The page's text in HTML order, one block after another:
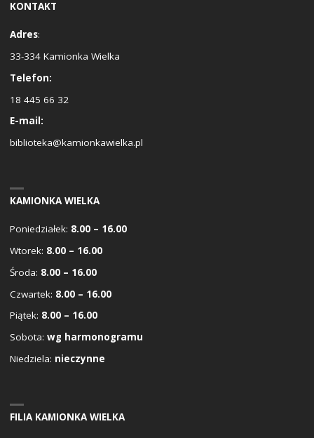
KONTAKT
Adres:
33-334 Kamionka Wielka
Telefon:
18 445 66 32
E-mail:
biblioteka@kamionkawielka.pl
KAMIONKA WIELKA
Poniedziałek: 8.00 – 16.00
Wtorek: 8.00 – 16.00
Środa: 8.00 – 16.00
Czwartek: 8.00 – 16.00
Piątek: 8.00 – 16.00
Sobota: wg harmonogramu
Niedziela: nieczynne
FILIA KAMIONKA WIELKA